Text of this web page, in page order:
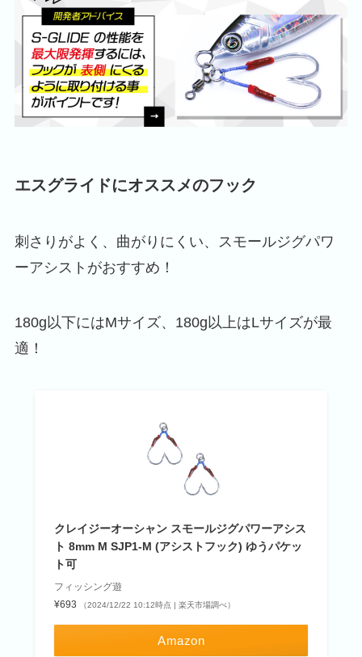
エスグライドにオススメのフック
刺さりがよく、曲がりにくい、スモールジグパワ
ーアシストがおすすめ！
180g以下にはMサイズ、180g以上はLサイズが最
適！
クレイジーオーシャン スモールジグパワーアシス
ト 8mm M SJP1-M (アシストフック) ゆうパケッ
ト可
フィッシング遊
¥693
（2024/12/22 10:12時点 | 楽天市場調べ）
Amazon